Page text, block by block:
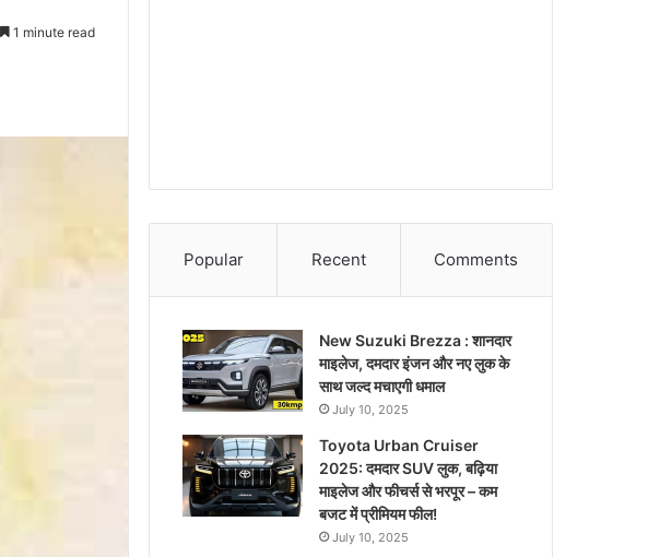
1 minute read
Popular Recent Comments
New Suzuki Brezza : शानदार
माइलेज, दमदार इंजन और नए लुक के
साथ जल्द मचाएगी धमाल
July 10, 2025
Toyota Urban Cruiser
2025: दमदार SUV लुक, बढ़िया
माइलेज और फीचर्स से भरपूर – कम
बजट में प्रीमियम फील!
July 10, 2025